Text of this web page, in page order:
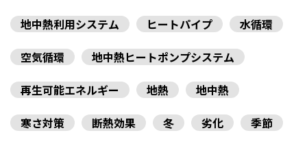
地中熱利用システム
ヒートパイプ
水循環
空気循環
地中熱ヒートポンプシステム
再生可能エネルギー
地熱
地中熱
寒さ対策
断熱効果 冬 劣化
季節